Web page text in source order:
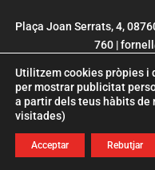
Plaça Joan Serrats, 4,
760|
© 2022 FORNELL |Avís
Cookies|
Utilitzem cookies pròpies i
per mostrar publicitat
a partir dels teus hàbits de
visitades)
Acceptar Rebutjar